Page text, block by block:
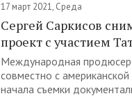
17 март 2021, Среда
Сергей Саркисов
проект с участием
Международная
совместно с
начала съемки